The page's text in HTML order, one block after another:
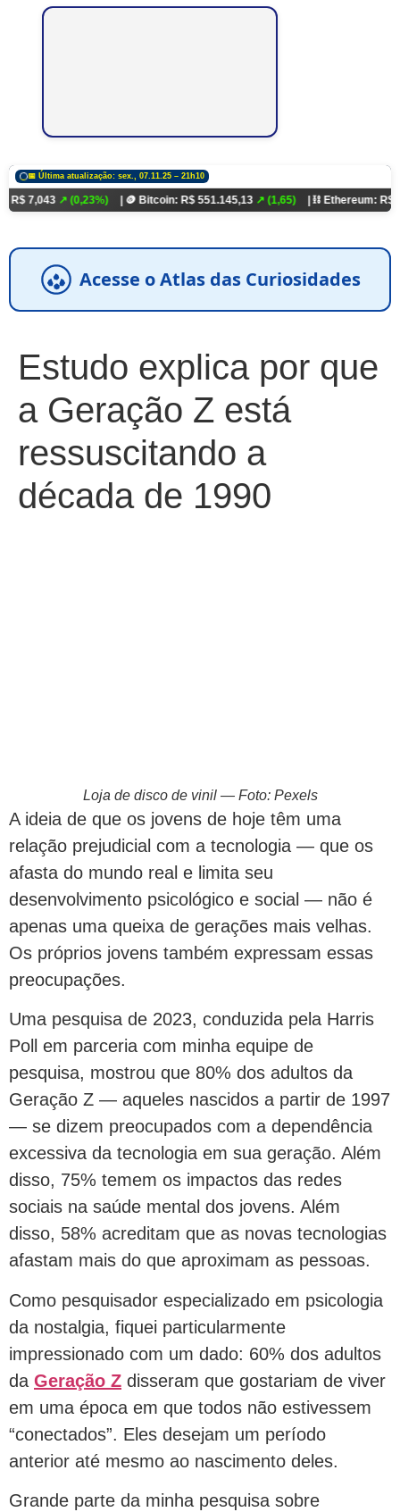
📅 Última atualização: sex., 07.11.25 – 21h10
↗ (0,23%) | 🪙 Bitcoin: R$ 551.145,13↗ (1,65) | ⛓️ Ethereum: R$ 18.321,93
Acesse o Atlas das Curiosidades
Estudo explica por que
a Geração Z está
ressuscitando a
década de 1990
Loja de disco de vinil — Foto: Pexels
A ideia de que os jovens de hoje têm uma
relação prejudicial com a tecnologia — que os
afasta do mundo real e limita seu
desenvolvimento psicológico e social — não é
apenas uma queixa de gerações mais velhas.
Os próprios jovens também expressam essas
preocupações.
Uma pesquisa de 2023, conduzida pela Harris
Poll em parceria com minha equipe de
pesquisa, mostrou que 80% dos adultos da
Geração Z — aqueles nascidos a partir de 1997
— se dizem preocupados com a dependência
excessiva da tecnologia em sua geração. Além
disso, 75% temem os impactos das redes
sociais na saúde mental dos jovens. Além
disso, 58% acreditam que as novas tecnologias
afastam mais do que aproximam as pessoas.
Como pesquisador especializado em psicologia
da nostalgia, fiquei particularmente
impressionado com um dado: 60% dos adultos
da Geração Z disseram que gostariam de viver
em uma época em que todos não estivessem
“conectados”. Eles desejam um período
anterior até mesmo ao nascimento deles.
Grande parte da minha pesquisa sobre